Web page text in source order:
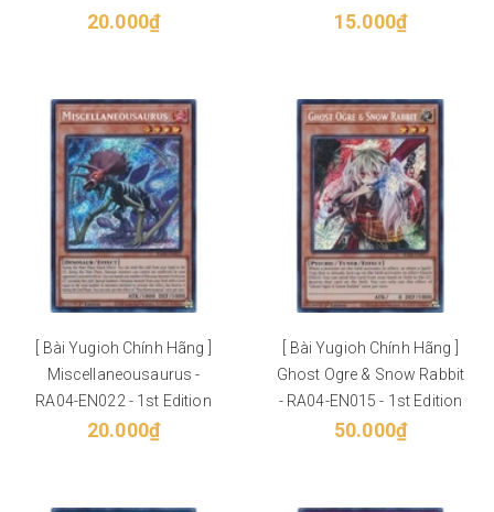
20.000₫ 15.000₫
[ Bài Yugioh Chính Hãng ]
Miscellaneousaurus -
RA04-EN022 - 1st Edition
20.000₫
[ Bài Yugioh Chính Hãng ]
Ghost Ogre & Snow Rabbit
- RA04-EN015 - 1st Edition
50.000₫